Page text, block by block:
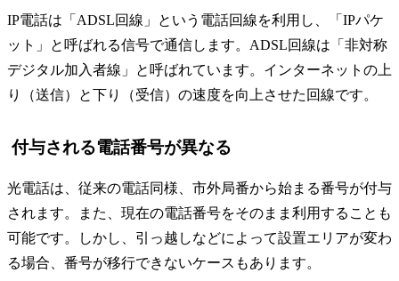
IP電話は「ADSL回線」という電話回線を利用し、「IPパケ
ット」と呼ばれる信号で通信します。ADSL回線は「非対称
デジタル加入者線」と呼ばれています。インターネットの上
り（送信）と下り（受信）の速度を向上させた回線です。
付与される電話番号が異なる
光電話は、従来の電話同様、市外局番から始まる番号が付与
されます。また、現在の電話番号をそのまま利用することも
可能です。しかし、引っ越しなどによって設置エリアが変わ
る場合、番号が移行できないケースもあります。